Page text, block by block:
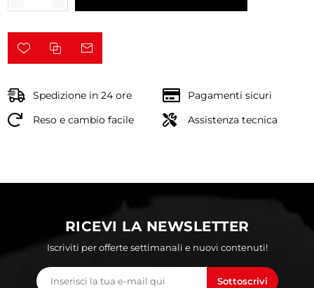
Spedizione in 24 ore
Pagamenti sicuri
Reso e cambio facile
Assistenza tecnica
RICEVI LA NEWSLETTER
Iscriviti per offerte settimanali e nuovi contenuti!
Sottoscrivi